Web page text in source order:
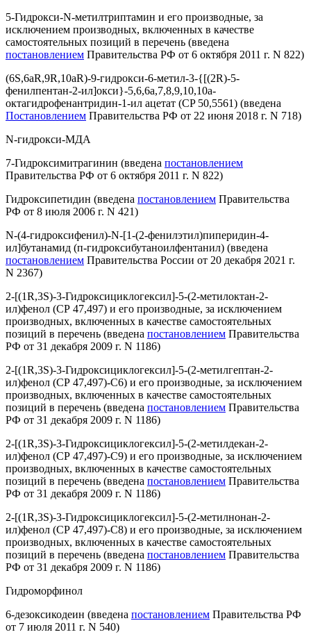
5-Гидрокси-N-метилтриптамин и его производные, за
исключением производных, включенных в качестве
самостоятельных позиций в перечень (введена
постановлением Правительства РФ от 6 октября 2011 г. N 822)
(6S,6aR,9R,10aR)-9-гидрокси-6-метил-3-{[(2R)-5-
фенилпентан-2-ил]окси}-5,6,6a,7,8,9,10,10a-
октагидрофенантридин-1-ил ацетат (CP 50,5561) (введена
Постановлением Правительства РФ от 22 июня 2018 г. N 718)
N-гидрокси-МДА
7-Гидроксимитрагинин (введена постановлением
Правительства РФ от 6 октября 2011 г. N 822)
Гидроксипетидин (введена постановлением Правительства
РФ от 8 июля 2006 г. N 421)
N-(4-гидроксифенил)-N-[1-(2-фенилэтил)пиперидин-4-
ил]бутанамид (п-гидроксибутаноилфентанил) (введена
постановлением Правительства России от 20 декабря 2021 г.
N 2367)
2-[(1R,3S)-3-Гидроксициклогексил]-5-(2-метилоктан-2-
ил)фенол (СР 47,497) и его производные, за исключением
производных, включенных в качестве самостоятельных
позиций в перечень (введена постановлением Правительства
РФ от 31 декабря 2009 г. N 1186)
2-[(1R,3S)-3-Гидроксициклогексил]-5-(2-метилгептан-2-
ил)фенол (СР 47,497)-С6) и его производные, за исключением
производных, включенных в качестве самостоятельных
позиций в перечень (введена постановлением Правительства
РФ от 31 декабря 2009 г. N 1186)
2-[(1R,3S)-3-Гидроксициклогексил]-5-(2-метилдекан-2-
ил)фенол (СР 47,497)-С9) и его производные, за исключением
производных, включенных в качестве самостоятельных
позиций в перечень (введена постановлением Правительства
РФ от 31 декабря 2009 г. N 1186)
2-[(1R,3S)-3-Гидроксициклогексил]-5-(2-метилнонан-2-
ил)фенол (СР 47,497)-С8) и его производные, за исключением
производных, включенных в качестве самостоятельных
позиций в перечень (введена постановлением Правительства
РФ от 31 декабря 2009 г. N 1186)
Гидроморфинол
6-дезоксикодеин (введена постановлением Правительства РФ
от 7 июля 2011 г. N 540)